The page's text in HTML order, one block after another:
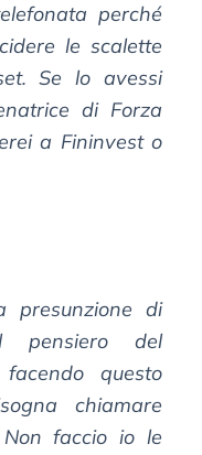
perché
le scalette
Se lo avessi
di Forza
a Fininvest o
presunzione di
pensiero del
questo
chiamare
faccio io le